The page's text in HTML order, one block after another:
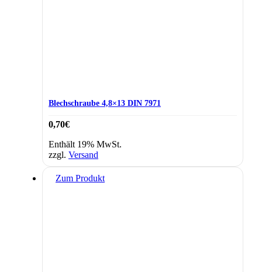
Blechschraube 4,8×13 DIN 7971
0,70€
Enthält 19% MwSt.
zzgl. Versand
Zum Produkt